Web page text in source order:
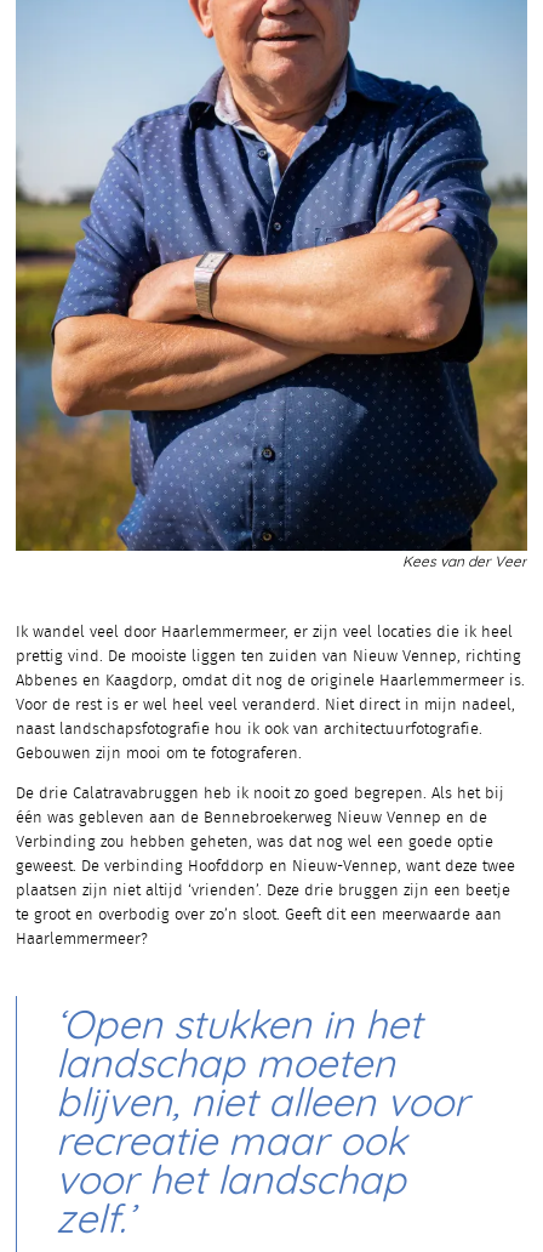
Kees van der Veer
Ik wandel veel door Haarlemmermeer, er zijn veel locaties die ik heel
prettig vind. De mooiste liggen ten zuiden van Nieuw Vennep, richting
Abbenes en Kaagdorp, omdat dit nog de originele Haarlemmermeer is.
Voor de rest is er wel heel veel veranderd. Niet direct in mijn nadeel,
naast landschapsfotografie hou ik ook van architectuurfotografie.
Gebouwen zijn mooi om te fotograferen.
De drie Calatravabruggen heb ik nooit zo goed begrepen. Als het bij
één was gebleven aan de Bennebroekerweg Nieuw Vennep en de
Verbinding zou hebben geheten, was dat nog wel een goede optie
geweest. De verbinding Hoofddorp en Nieuw-Vennep, want deze twee
plaatsen zijn niet altijd ‘vrienden’. Deze drie bruggen zijn een beetje
te groot en overbodig over zo’n sloot. Geeft dit een meerwaarde aan
Haarlemmermeer?
‘Open stukken in het
landschap moeten
blijven, niet alleen voor
recreatie maar ook
voor het landschap
zelf.’